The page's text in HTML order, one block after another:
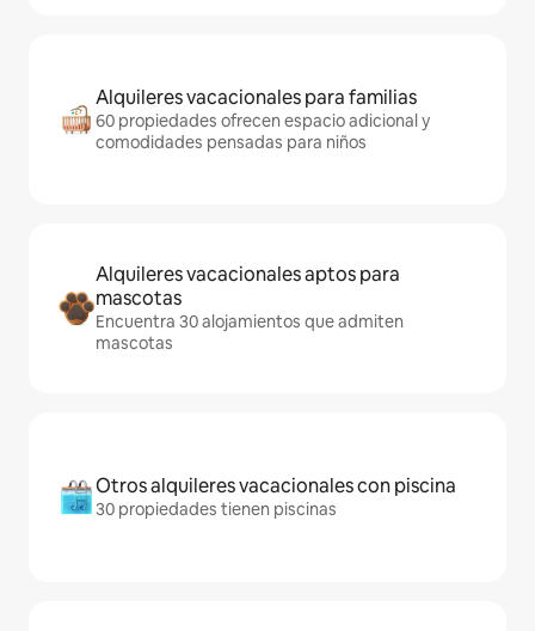
Alquileres vacacionales para familias
60 propiedades ofrecen espacio adicional y
comodidades pensadas para niños
Alquileres vacacionales aptos para
mascotas
Encuentra 30 alojamientos que admiten
mascotas
Otros alquileres vacacionales con piscina
30 propiedades tienen piscinas